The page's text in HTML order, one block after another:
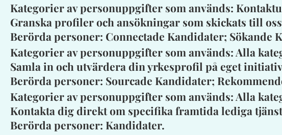
Kategorier av personuppgifter som används:
Granska profiler och ansökningar som skickats till
Berörda personer: Connectade Kandidater; Sökande
Kategorier av personuppgifter som används: Alla
Samla in och utvärdera din yrkesprofil på eget
Berörda personer: Sourcade Kandidater;
Kategorier av personuppgifter som används: Alla
Kontakta dig direkt om specifika framtida lediga
Berörda personer: Kandidater.